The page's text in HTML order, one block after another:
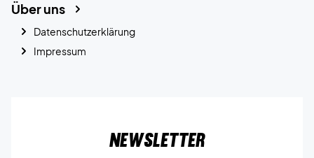
Über uns
Datenschutzerklärung
Impressum
Newsletter